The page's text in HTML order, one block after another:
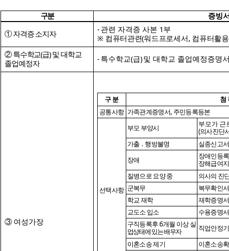
구분
증빙
①자격증 소지자 -관련 자격증 사본 1부
※ 컴퓨터관련(워드프로세서, 컴퓨터활
②특수학교(급)및 대학교
졸업예정자
-특수학교(급)및 대학교 졸업예정증명서
③ 여성가장
구 분
첨
공통사항 가족관계증명서, 주민등록등본
선택사항
부모 부양시 부모가 근
(의사진단
가출 ․행방불명
실종신고서
장애
장애인등
장해급여
질병으로 요양 중
의사의 진
군복무
복무확인서
학교 재학
재학증명서
교도소 입소
수용증명서
구직등록후6개월 이상실
업상태에 있는 배우자
직업안정
이혼소송 제기
이혼소송